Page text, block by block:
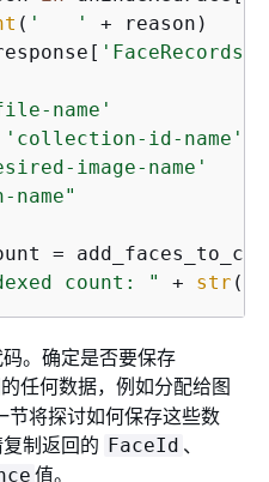
( '   '
+ reason)
'FaceRecords'
name'
'collection-id-name'
image-name'
name"
count: " + str
。确定是否要保存
任何数据，例如分配给图
节将探讨如何保存这些数
制返回的 FaceId 、
值。